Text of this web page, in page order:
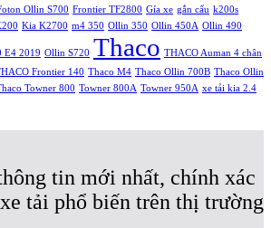
Ollin S700 Frontier TF2800 Gía xe gắn cẩu k200s
Kia K2700 m4 350 Ollin 350 Ollin 450A Ollin 490
E4 2019 Ollin S720 Thaco THACO Auman 4 chân
Frontier 140 Thaco M4 Thaco Ollin 700B Thaco Ollin
Towner 800 Towner 800A Towner 950A xe tải kia 2.4
tin mới nhất, chính xác
tải phổ biến trên thị trường